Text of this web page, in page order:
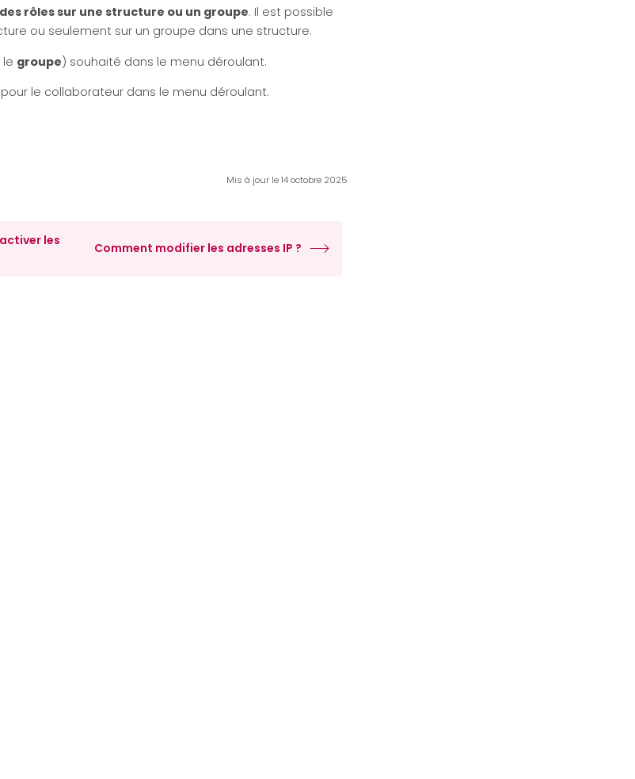
en garantissant la conformité avec les réglementations. Personnalisez vos préférences pour
rôles sur une structure ou un groupe. Il est possible
ou seulement sur un groupe dans une structure.
le groupe) souhaité dans le menu déroulant.
le collaborateur dans le menu déroulant.
Mis à jour le 14 octobre 2025
les
Comment modifier les adresses IP ?